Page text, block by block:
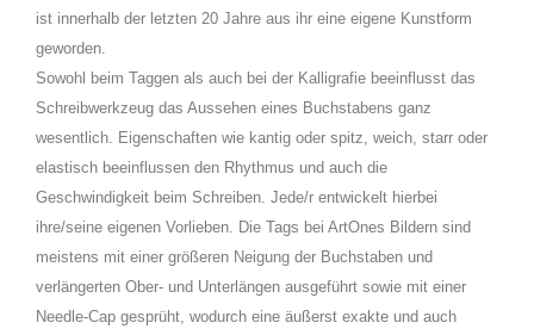
ist innerhalb der letzten 20 Jahre aus ihr eine eigene Kunstform
geworden.
Sowohl beim Taggen als auch bei der Kalligrafie beeinflusst das
Schreibwerkzeug das Aussehen eines Buchstabens ganz
wesentlich. Eigenschaften wie kantig oder spitz, weich, starr oder
elastisch beeinflussen den Rhythmus und auch die
Geschwindigkeit beim Schreiben. Jede/r entwickelt hierbei
ihre/seine eigenen Vorlieben. Die Tags bei ArtOnes Bildern sind
meistens mit einer größeren Neigung der Buchstaben und
verlängerten Ober- und Unterlängen ausgeführt sowie mit einer
Needle-Cap gesprüht, wodurch eine äußerst exakte und auch